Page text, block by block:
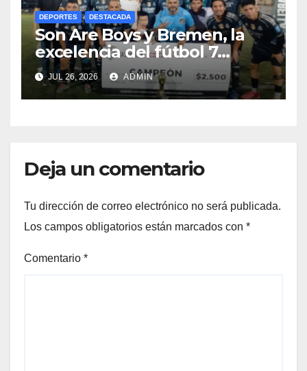
DEPORTES DESTACADA
Son Are Boys y Bremen, la
excelencia del fútbol 7
nocturno en CasaBella
JUL 26, 2026 ADMIN
Deja un comentario
Tu dirección de correo electrónico no será publicada.
Los campos obligatorios están marcados con *
Comentario *